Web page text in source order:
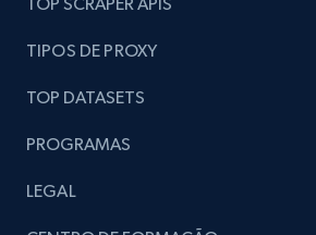
seller URL
URL, Title, Rating, Reviews, Initial
Lazada - Products - Discover
TIPOS DE PROXY
TOP DATASETS
PROGRAMAS
LEGAL